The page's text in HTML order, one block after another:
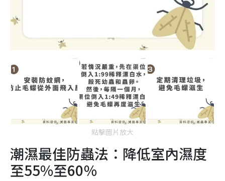
點擊圖片放大
潮濕最佳防蟲法：降低室內濕度
至55%至60％